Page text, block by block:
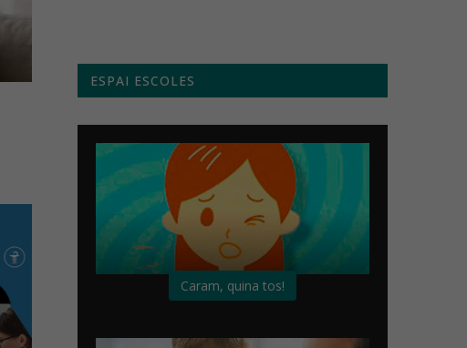
ESPAI ESCOLES
Caram, quina tos!